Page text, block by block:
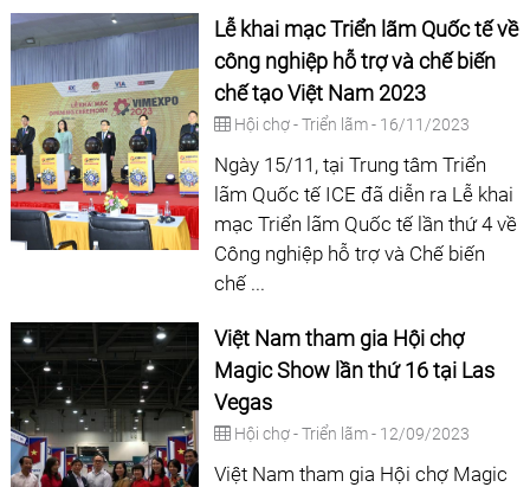
Lễ khai mạc Triển lãm Quốc tế về
công nghiệp hỗ trợ và chế biến
chế tạo Việt Nam 2023
Hội chợ - Triển lãm - 16/11/2023
Ngày 15/11, tại Trung tâm Triển
lãm Quốc tế ICE đã diễn ra Lễ khai
mạc Triển lãm Quốc tế lần thứ 4 về
Công nghiệp hỗ trợ và Chế biến
chế ...
Việt Nam tham gia Hội chợ
Magic Show lần thứ 16 tại Las
Vegas
Hội chợ - Triển lãm - 12/09/2023
Việt Nam tham gia Hội chợ Magic